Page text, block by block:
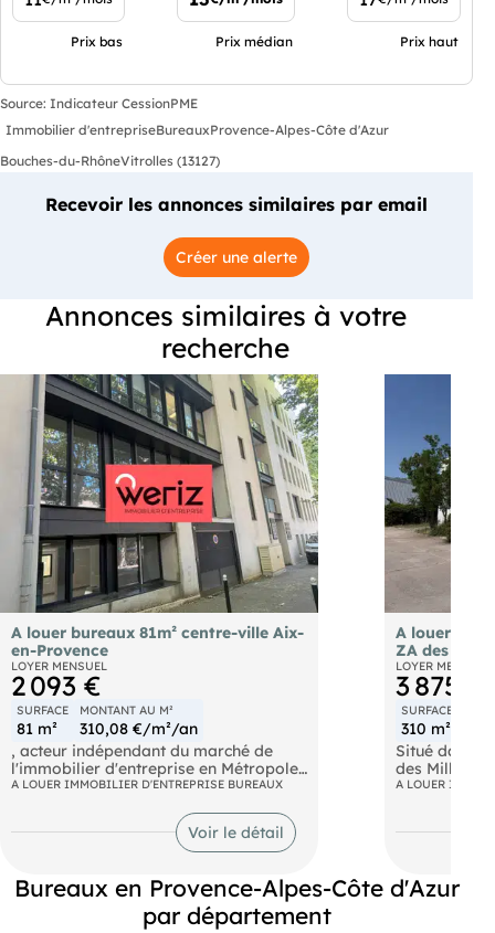
Prix bas Prix médian Prix haut
Source: Indicateur CessionPME
Immobilier d'entrepriseBureauxProvence-Alpes-Côte d'Azur
Bouches-du-RhôneVitrolles (13127)
Recevoir les annonces similaires par email
Créer une alerte
Annonces similaires à votre
recherche
A louer bureaux 81m² centre-ville Aix-
en-Provence
LOYER MENSUEL
2 093 €
SURFACE
81 m²
MONTANT AU M²
310,08 €/m²/an
, acteur indépendant du marché de
l'immobilier d'entreprise en Métropole
Aix-Marseille-Provence, vous propose
de 81m² en rez-de-chaussée, en plein
coeur du centre-ville d'Aix-en-
Provence. Ces bureaux offrent un
fonctionnel, idéal pour vos
collaborateurs et pour toute entreprise
souhaitant bénéficier d'une proximité
A LOUER IMMOBILIER D'ENTREPRISE BUREAUX
Voir le détail
A louer
ZA des Milles
LOYER MENSUEL
3 875 €
SURFACE
310 m²
Situé dans
des Milles à
propose un
1000 m² et
A LOUER
Bureaux en Provence-Alpes-Côte d'Azur
par département